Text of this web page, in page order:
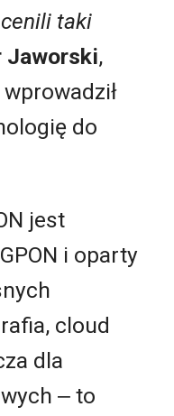
taki
Jaworski,
do
jest
i oparty
cloud
dla
‒ to